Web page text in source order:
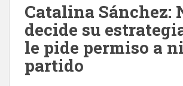
Catalina Sánchez:
decide su
le pide permiso a
partido